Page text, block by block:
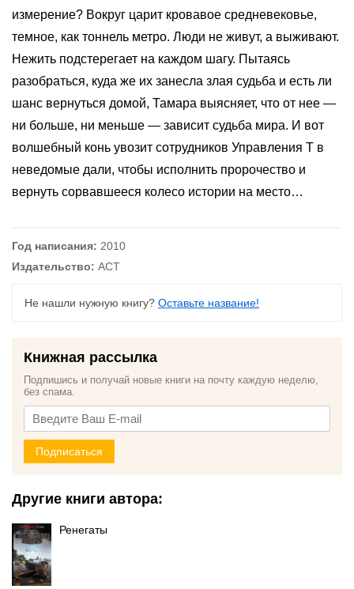
измерение? Вокруг царит кровавое средневековье,
темное, как тоннель метро. Люди не живут, а выживают.
Нежить подстерегает на каждом шагу. Пытаясь
разобраться, куда же их занесла злая судьба и есть ли
шанс вернуться домой, Тамара выясняет, что от нее —
ни больше, ни меньше — зависит судьба мира. И вот
волшебный конь увозит сотрудников Управления Т в
неведомые дали, чтобы исполнить пророчество и
вернуть сорвавшееся колесо истории на место…
Год написания: 2010
Издательство: АСТ
Не нашли нужную книгу? Оставьте название!
Книжная рассылка
Подпишись и получай новые книги на почту каждую неделю,
без спама.
Подписаться
Другие книги автора:
Ренегаты